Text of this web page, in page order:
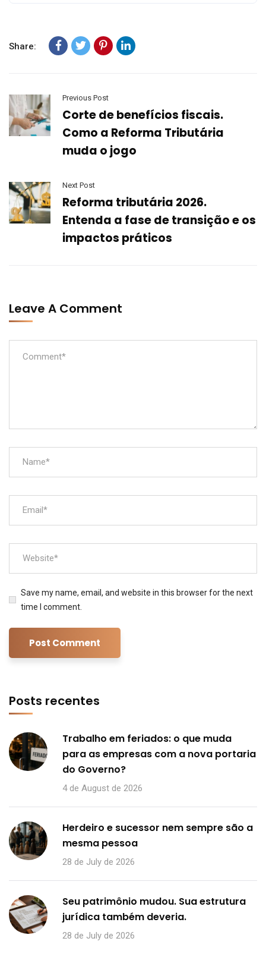
Share:
Previous Post
Corte de benefícios fiscais.
Como a Reforma Tributária
muda o jogo
Next Post
Reforma tributária 2026.
Entenda a fase de transição e os
impactos práticos
Leave A Comment
Save my name, email, and website in this browser for the next
time I comment.
Posts recentes
Trabalho em feriados: o que muda
para as empresas com a nova portaria
do Governo?
4 de August de 2026
Herdeiro e sucessor nem sempre são a
mesma pessoa
28 de July de 2026
Seu patrimônio mudou. Sua estrutura
jurídica também deveria.
28 de July de 2026